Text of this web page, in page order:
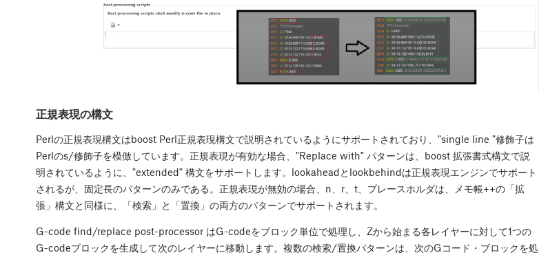
正規表現の構文
Perlの正規表現構文はboost Perl正規表現構文で説明されているようにサポートされており、"single line "修飾子は
Perlのs/修飾子を模倣しています。正規表現が有効な場合、"Replace with" パターンは、boost 拡張書式構文で説
明されているように、"extended" 構文をサポートします。lookaheadとlookbehindは正規表現エンジンでサポート
されるが、固定長のパターンのみである。正規表現が無効の場合、n、r、t、プレースホルダは、メモ帳++の「拡
張」構文と同様に、「検索」と「置換」の両方のパターンでサポートされます。
G-code find/replace post-processor はG-codeをブロック単位で処理し、Zから始まる各レイヤーに対して1つの
G-codeブロックを生成して次のレイヤーに移動します。複数の検索/置換パターンは、次のGコード・ブロックを処